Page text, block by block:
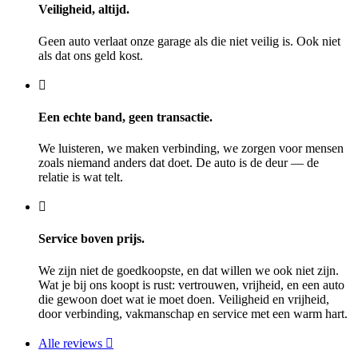
Veiligheid, altijd.
Geen auto verlaat onze garage als die niet veilig is. Ook niet
als dat ons geld kost.
Een echte band, geen transactie.
We luisteren, we maken verbinding, we zorgen voor mensen
zoals niemand anders dat doet. De auto is de deur — de
relatie is wat telt.
Service boven prijs.
We zijn niet de goedkoopste, en dat willen we ook niet zijn.
Wat je bij ons koopt is rust: vertrouwen, vrijheid, en een auto
die gewoon doet wat ie moet doen. Veiligheid en vrijheid,
door verbinding, vakmanschap en service met een warm hart.
Alle reviews